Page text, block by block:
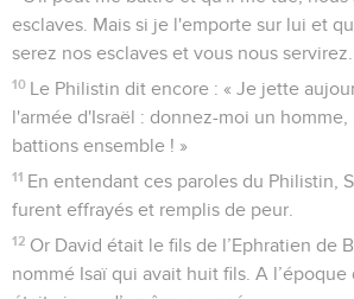
esclaves. Mais si je l'emporte sur lui et
serez nos esclaves et vous nous servirez.
10 Le Philistin dit encore : « Je jette
l'armée d'Israël : donnez-moi un
battions ensemble ! »
11 En entendant ces paroles du Philistin,
furent effrayés et remplis de peur.
12 Or David était le fils de l’Ephratien de
nommé Isaï qui avait huit fils. A